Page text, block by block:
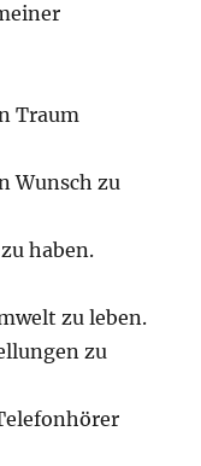
Traum
Wunsch zu
haben.
zu leben.
zu